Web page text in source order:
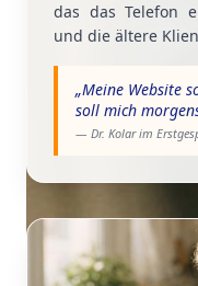
das das Telefon
und die ältere
„Meine Website
soll mich
— Dr. Kolar im